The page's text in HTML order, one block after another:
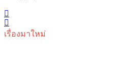
เรื่องมาใหม่